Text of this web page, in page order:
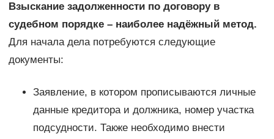
Взыскание задолженности по договору в
судебном порядке – наиболее надёжный метод.
Для начала дела потребуются следующие
документы:
Заявление, в котором прописываются личные
данные кредитора и должника, номер участка
подсудности. Также необходимо внести